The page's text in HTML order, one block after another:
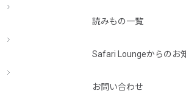
読みもの一覧
Safari Loungeからのお
お問い合わせ